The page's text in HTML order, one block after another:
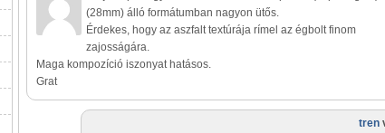
(28mm) álló formátumban nagyon ütős.
Érdekes, hogy az aszfalt textúrája rímel az égbolt finom
zajosságára.
Maga kompozíció iszonyat hatásos.
Grat
tren